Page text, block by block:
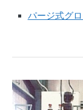
パージ式グ